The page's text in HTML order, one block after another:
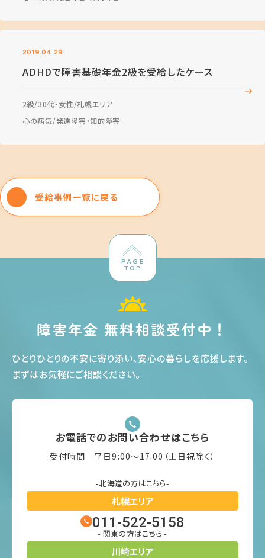
2019.04.29
ADHDで障害基礎年金2級を受給したケース
2級 30代・女性 札幌エリア
心の病気 発達障害・知的障害
受給事例一覧に戻る
PAGE
TOP
障害年金 無料相談受付中！
ひとりひとりの不安に寄り添い、安心の暮らしを応援します。
まずはお気軽にご相談ください。
お電話でのお問い合わせはこちら
受付時間 平日9:00〜17:00（土日祝除く）
-北海道の方はこちら-
札幌エリア
011-522-5158
- 関東の方はこちら -
川崎エリア